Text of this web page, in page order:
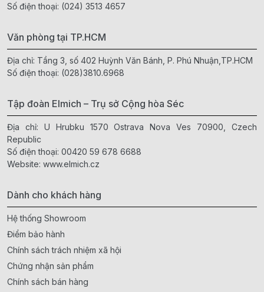
Số điện thoại: (024) 3513 4657
Văn phòng tại TP.HCM
Địa chỉ: Tầng 3, số 402 Huỳnh Văn Bánh, P. Phú Nhuận,TP.HCM
Số điện thoại: (028)3810.6968
Tập đoàn Elmich – Trụ sở Cộng hòa Séc
Địa chỉ: U Hrubku 1570 Ostrava Nova Ves 70900, Czech
Republic
Số điện thoại: 00420 59 678 6688
Website: www.elmich.cz
Dành cho khách hàng
Hệ thống Showroom
Điểm bảo hành
Chính sách trách nhiệm xã hội
Chứng nhận sản phẩm
Chính sách bán hàng